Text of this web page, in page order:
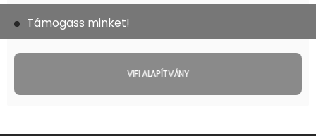
Támogass minket!
VIFI ALAPÍTVÁNY